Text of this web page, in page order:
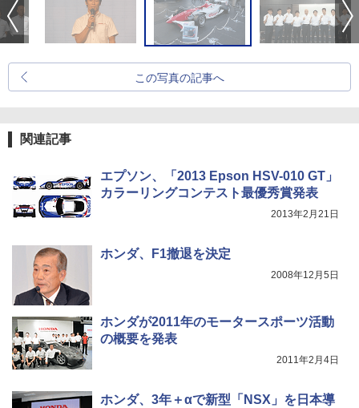
この写真の記事へ
関連記事
エプソン、「2013 Epson HSV-010 GT」
カラーリングコンテスト最優秀賞発表
2013年2月21日
ホンダ、F1撤退を決定
2008年12月5日
ホンダが2011年のモータースポーツ活動
の概要を発表
2011年2月4日
ホンダ、3年＋αで新型「NSX」を日本導